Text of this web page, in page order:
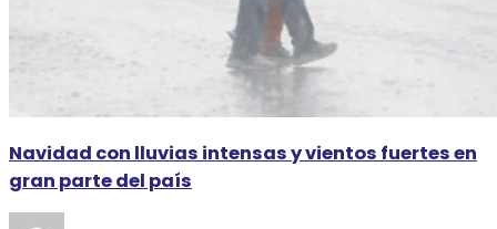
Navidad con lluvias intensas y vientos fuertes en
gran parte del país